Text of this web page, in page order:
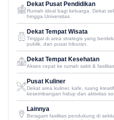
Dekat Pusat Pendidikan
Rumah ideal bagi keluarga. Dekat
hingga Universitas.
Dekat Tempat Wisata
Tinggal di area strategis yang
publik, dan pusat hiburan.
Dekat Tempat Kesehatan
Akses cepat ke rumah sakit &
Pusat Kuliner
Dekat area kuliner, kafe, ruang
keseimbangan hidup dan aktivitas
Lainnya
Beragam fasilitas pendukung di